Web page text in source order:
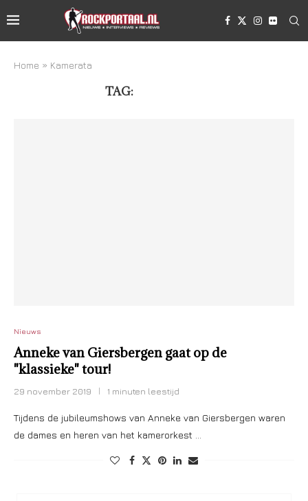
Home » Kamerata
TAG:
Nieuws
Anneke van Giersbergen gaat op de
"klassieke" tour!
29 november 2019 1 minuten leestijd
Tijdens de jubileumshows van Anneke van Giersbergen waren
de dames en heren van het kamerorkest …